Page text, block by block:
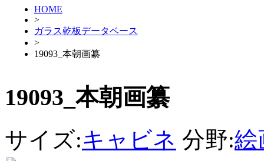
HOME
>
ガラス乾板データベース
>
19093_本朝画纂
19093_本朝画纂
サイズ:キャビネ 分野:絵